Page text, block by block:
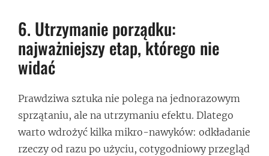
6. Utrzymanie porządku:
najważniejszy etap, którego nie
widać
Prawdziwa sztuka nie polega na jednorazowym
sprzątaniu, ale na utrzymaniu efektu. Dlatego
warto wdrożyć kilka mikro-nawyków: odkładanie
rzeczy od razu po użyciu, cotygodniowy przegląd